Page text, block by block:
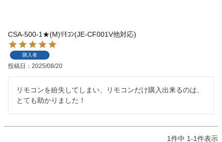
CSA-500-1★(M)ﾘﾓｺﾝ(JE-CF001V他対応)
購入者
投稿日 2025/08/20
リモコンを紛失してしまい、リモコンだけ購入出来るのは、
とても助かりました！
1件中 1-1件表示